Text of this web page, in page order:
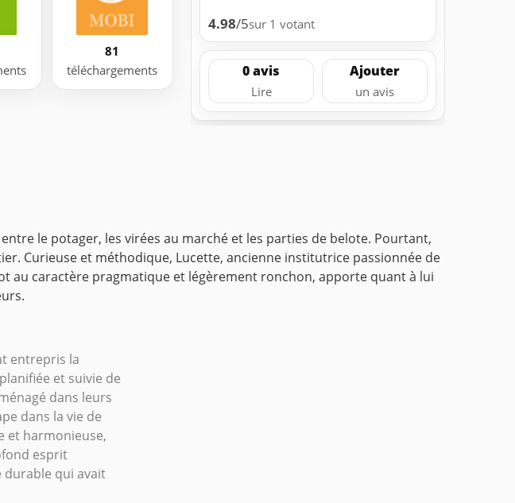
81
téléchargements
4.98/5sur 1 votant
0 avis
Lire
Ajouter
un avis
le potager, les virées au marché et les parties de belote. Pourtant,
Curieuse et méthodique, Lucette, ancienne institutrice passionnée de
au caractère pragmatique et légèrement ronchon, apporte quant à lui
entrepris la
et suivie de
dans leurs
dans la vie de
et harmonieuse,
esprit
durable qui avait